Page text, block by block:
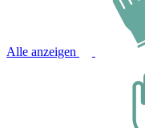
Alle anzeigen